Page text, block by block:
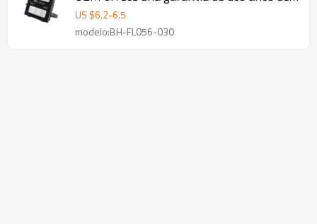
100lm/w para las luces led
US $6.2-6.5
modelo:BH-FL056-030